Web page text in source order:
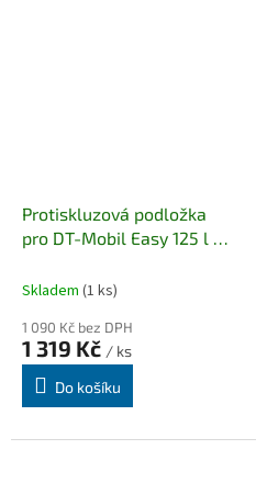
Protiskluzová podložka
pro DT-Mobil Easy 125 l a
mobilním nádržím.
Skladem (1 ks)
1 090 Kč bez DPH
1 319 Kč / ks
Do košíku